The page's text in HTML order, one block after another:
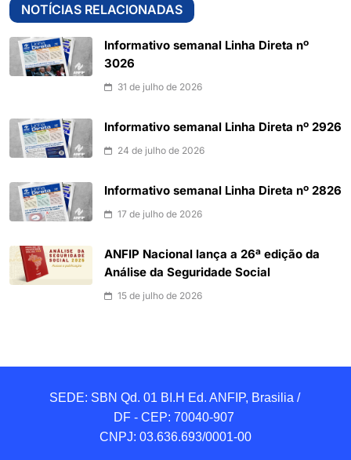
NOTÍCIAS RELACIONADAS
Informativo semanal Linha Direta nº
3026
31 de julho de 2026
Informativo semanal Linha Direta nº 2926
24 de julho de 2026
Informativo semanal Linha Direta nº 2826
17 de julho de 2026
ANFIP Nacional lança a 26ª edição da
Análise da Seguridade Social
15 de julho de 2026
SEDE: SBN Qd. 01 BI.H Ed. ANFIP, Brasilia /
DF - CEP: 70040-907
CNPJ: 03.636.693/0001-00